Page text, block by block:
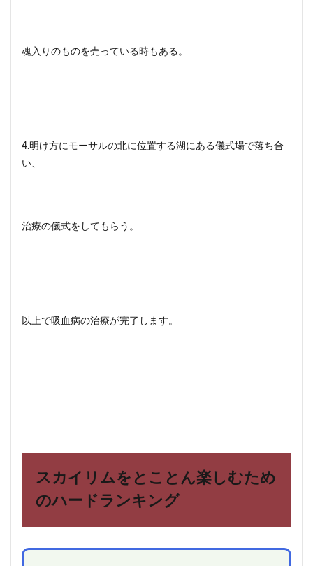
魂入りのものを売っている時もある。
4.明け方にモーサルの北に位置する湖にある儀式場で落ち合
い、
治療の儀式をしてもらう。
以上で吸血病の治療が完了します。
スカイリムをとことん楽しむため
のハードランキング